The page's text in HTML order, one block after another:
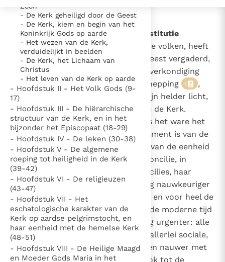
Lezen
Documenten
Bijbel
Thema’s
Berichten
Denzinger
Over ons
Over RK Documenten
Meedoen
Gebruiksvoorwaarden
Nieuwste Documenten
5. Het gebed van de Kerk
In Christus wordt onze honger vervuld
Leer de kostbare parel van Gods koninkrijk te
herkennen
Gods Koninkrijk groeit stilletjes door liefde, niet door
dwang
De mystiek. De mystieke verschijnselen en de
heiligheid
Berichten
Het Vaticaan publiceert een nieuwe Latijnse uitgave
van het Romeins martyrologium
Vaticaanse financiële waakhond verliest autonomie
Paus spreekt het Wereldvoedselprogramma toe
Zoon
- De Kerk geheiligd door de Geest
- De Kerk, kiem en begin van het
Koninkrijk Gods op aarde
- Het wezen van de Kerk,
verduidelijkt in beelden
- De Kerk, het Lichaam van
Christus
- Het leven van de Kerk op aarde
- Hoofdstuk II - Het Volk Gods (9-
17)
- Hoofdstuk III - De hiërarchische
structuur van de Kerk, en in het
bijzonder het Episcopaat (18-29)
- Hoofdstuk IV - De leken (30-38)
- Hoofdstuk V - De algemene
roeping tot heiligheid in de Kerk
(39-42)
- Hoofdstuk VI - De religieuzen
(43-47)
- Hoofdstuk VII - Het
eschatologische karakter van de
Kerk op aardse pelgrimstocht, en
haar eenheid met de hemelse Kerk
(48-51)
- Hoofdstuk VIII - De Heilige Maagd
en Moeder Gods Maria in het
- Doel en opportuniteit van de Constitutie
Omdat Christus het licht is van de volken, heeft
dit heilig Concilie, in de Heilige Geest vergaderd,
het vurig verlangen om, door de verkondiging
van het Evangelie aan heel de schepping
1
,
alle mensen te verlichten door zijn helder licht,
dat uitstraalt over het gelaat van de Kerk.
Aangezien de Kerk in Christus als het ware het
sacrament of het teken en instrument is van de
innerlijke vereniging met God en van de eenheid
van heel het mensdom, wil het Concilie, in
aansluiting bij voorafgaande Concilies, haar
wezen en haar universele zending nauwkeuriger
uiteenzetten voor haar gelovigen en voor heel de
wereld. De omstandigheden van de moderne tijd
maken deze taak van de Kerk nog urgenter: alle
mensen namelijk die thans door allerlei sociale,
technische en culturele contacten nauwer met
elkaar zijn verbonden, moeten ook tot de